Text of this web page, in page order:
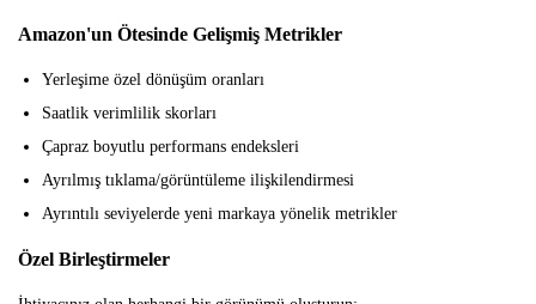
Amazon'un Ötesinde Gelişmiş Metrikler
Yerleşime özel dönüşüm oranları
Saatlik verimlilik skorları
Çapraz boyutlu performans endeksleri
Ayrılmış tıklama/görüntüleme ilişkilendirmesi
Ayrıntılı seviyelerde yeni markaya yönelik metrikler
Özel Birleştirmeler